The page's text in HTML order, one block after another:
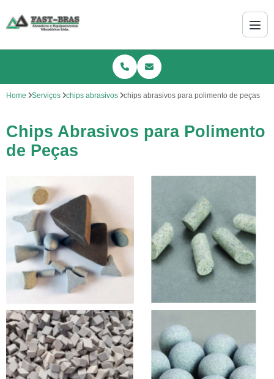
Home Serviços chips abrasivos chips abrasivos para polimento de peças
Chips Abrasivos para Polimento
de Peças